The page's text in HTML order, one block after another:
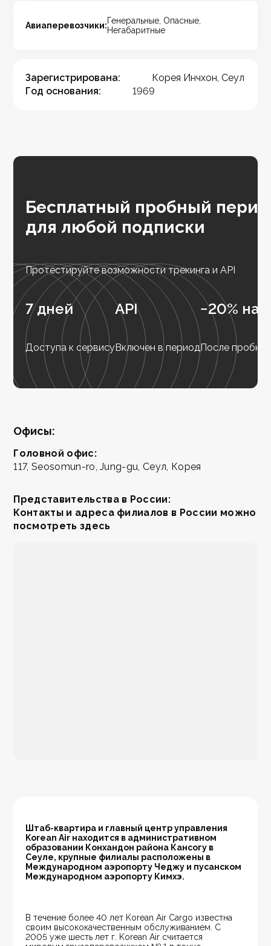
Авиаперевозчики:Генеральные, Опасные,
Негабаритные
Зарегистрирована:
Корея Инчхон, Сеул
Год основания:
1969
Бесплатный пробный
для любой подписки
Протестируйте возможности трекинга и API
7 дней
Доступа к сервису
API
Включен в период
−20% на
После
Офисы:
Головной офис:
117, Seosomun-ro, Jung-gu, Сеул, Корея
Представительства в России:
Контакты и адреса филиалов в России можно
посмотреть здесь
Штаб-квартира и главный центр управления
Korean Air находится в административном
образовании Конхандон района Кансогу в
Сеуле, крупные филиалы расположены в
Международном аэропорту Чеджу и пусанском
Международном аэропорту Кимхэ.
В течение более 40 лет Korean Air Cargo известна
своим высококачественным обслуживанием. С
2005 уже шесть лет г. Korean Air считается